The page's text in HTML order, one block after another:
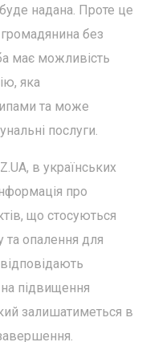
надана. Проте це
без
має можливість
яка
та може
послуги.
в українських
про
що стосуються
та опалення для
на підвищення
залишатиметься в